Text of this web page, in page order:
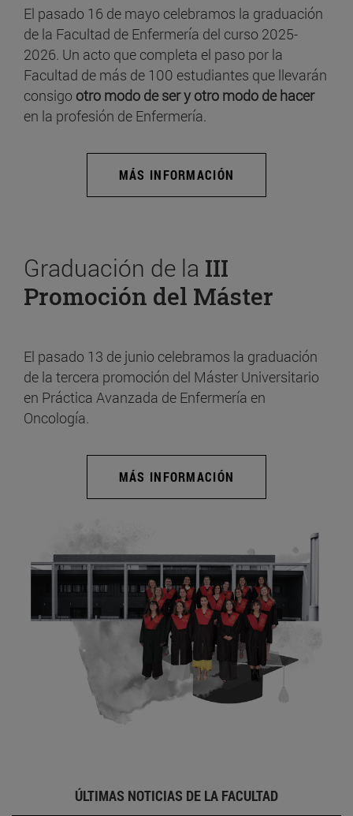
El pasado 16 de mayo celebramos la graduación
de la Facultad de Enfermería del curso 2025-
2026. Un acto que completa el paso por la
Facultad de más de 100 estudiantes que llevarán
consigo otro modo de ser y otro modo de hacer
en la profesión de Enfermería.
MÁS INFORMACIÓN
Graduación de la III
Promoción del Máster
El pasado 13 de junio celebramos la graduación
de la tercera promoción del Máster Universitario
en Práctica Avanzada de Enfermería en
Oncología.
MÁS INFORMACIÓN
ÚLTIMAS NOTICIAS DE LA FACULTAD